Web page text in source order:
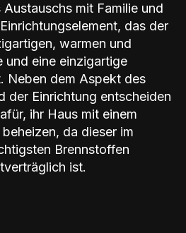
mit Familie und
das der
warmen und
und eine einzigartige
Neben dem Aspekt des
der Einrichtung entscheiden
ihr Haus mit einem
da dieser im
Brennstoffen
ist.